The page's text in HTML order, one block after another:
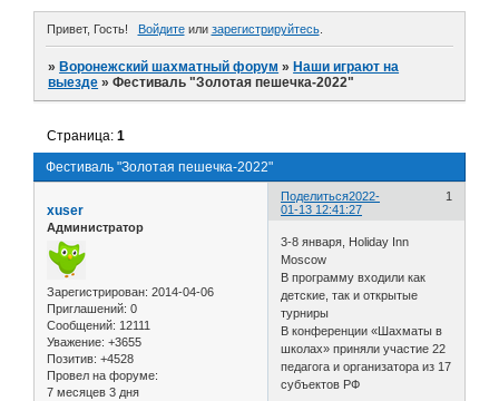
Привет, Гость! Войдитеили зарегистрируйтесь.
»Воронежский шахматный форум »Наши играют на
выезде »Фестиваль "Золотая пешечка-2022"
Фестиваль "Золотая пешечка-2022"
Страница:1
Поделиться 1
2022-
01-13 12:41:27
xuser
Администратор
Зарегистрирован: 2014-04-06
Приглашений: 0
Сообщений: 12111
Уважение: +3655
Позитив: +4528
Провел на форуме:
7 месяцев 3 дня
3-8 января, Holiday Inn
Moscow
В программу входили как
детские, так и открытые
турниры
В конференции «Шахматы в
школах» приняли участие 22
педагога и организатора из 17
субъектов РФ